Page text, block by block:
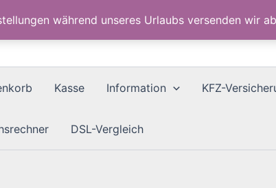
während unseres Urlaubs versenden wir
Kasse Information KFZ-
DSL-Vergleich